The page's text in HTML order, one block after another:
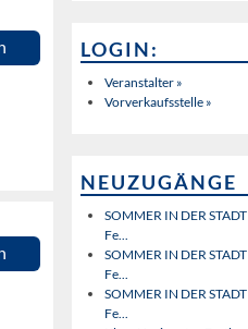
LOGIN:
Veranstalter »
Vorverkaufsstelle »
NEUZUGÄNGE
SOMMER IN DER STADT
Fe...
SOMMER IN DER STADT
Fe...
SOMMER IN DER STADT
Fe...